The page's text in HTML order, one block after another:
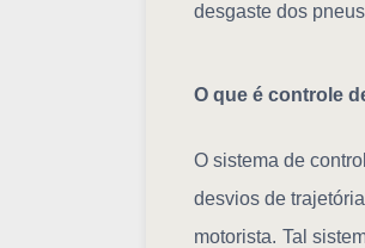
desgaste dos
O que é controle
O sistema de
desvios de
motorista. Tal